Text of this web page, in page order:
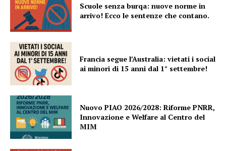
Scuole senza burqa: nuove norme in
arrivo! Ecco le sentenze che contano.
Francia segue l’Australia: vietati i social
ai minori di 15 anni dal 1° settembre!
Nuovo PIAO 2026/2028: Riforme PNRR,
Innovazione e Welfare al Centro del
MIM